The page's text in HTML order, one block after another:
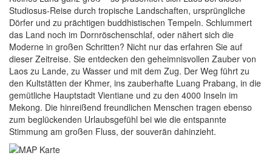
Studiosus-Reise durch tropische Landschaften, ursprüngliche
Dörfer und zu prächtigen buddhistischen Tempeln. Schlummert
das Land noch im Dornröschenschlaf, oder nähert sich die
Moderne in großen Schritten? Nicht nur das erfahren Sie auf
dieser Zeitreise. Sie entdecken den geheimnisvollen Zauber von
Laos zu Lande, zu Wasser und mit dem Zug. Der Weg führt zu
den Kultstätten der Khmer, ins zauberhafte Luang Prabang, in die
gemütliche Hauptstadt Vientiane und zu den 4000 Inseln im
Mekong. Die hinreißend freundlichen Menschen tragen ebenso
zum beglückenden Urlaubsgefühl bei wie die entspannte
Stimmung am großen Fluss, der souverän dahinzieht.